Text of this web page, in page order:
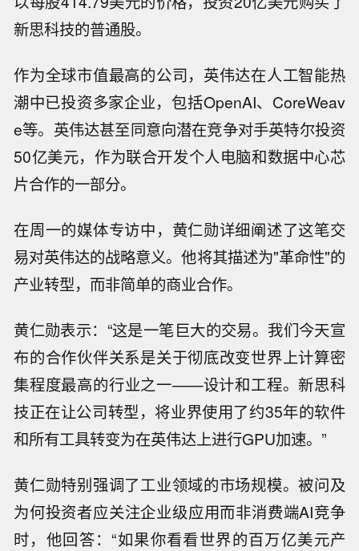
新思科技的普通股。
作为全球市值最高的公司，英伟达在人工智能热
潮中已投资多家企业，包括OpenAI、CoreWeav
e等。英伟达甚至同意向潜在竞争对手英特尔投资
50亿美元，作为联合开发个人电脑和数据中心芯
片合作的一部分。
在周一的媒体专访中，黄仁勋详细阐述了这笔交
易对英伟达的战略意义。他将其描述为"革命性"的
产业转型，而非简单的商业合作。
黄仁勋表示：“这是一笔巨大的交易。我们今天宣
布的合作伙伴关系是关于彻底改变世界上计算密
集程度最高的行业之一——设计和工程。新思科
技正在让公司转型，将业界使用了约35年的软件
和所有工具转变为在英伟达上进行GPU加速。”
黄仁勋特别强调了工业领域的市场规模。被问及
为何投资者应关注企业级应用而非消费端AI竞争
时，他回答：“如果你看看世界的百万亿美元产